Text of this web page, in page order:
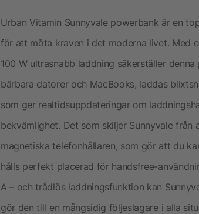
Urban Vitamin Sunnyvale powerbank är en
för att möta kraven i det moderna livet. Med
100 W ultrasnabb laddning säkerställer
bärbara datorer och MacBooks, laddas
som ger realtidsuppdateringar om
bekvämlighet. Det som skiljer Sunnyvale från
magnetiska telefonhållaren, som gör att du
hålls perfekt placerad för handsfree-
A – och trådlös laddningsfunktion kan
gör den till en mångsidig följeslagare i alla